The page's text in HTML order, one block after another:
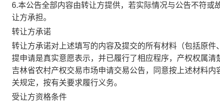
6.本公告全部内容由转让方提供，若实际情况与公告不符
让方承担。
转让方承诺
转让方承诺对上述填写的内容及提交的所有材料（包括原
提申请是真实意愿表示，并已履行了相应程序，产权权属
吉林省农村产权交易市场申请交易公告，同意按上述材料
关规定，按有关要求履行义务。
受让方资格条件